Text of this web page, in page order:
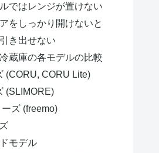
ではレンジが置けない
をしっかり開けないと
き出せない
蔵庫の各モデルの比較
(CORU, CORU Lite)
(SLIMORE)
ズ (freemo)
モデル